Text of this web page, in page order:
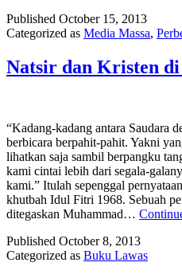
Published October 15, 2013
Categorized as Media Massa,
Natsir dan Kristen di
“Kadang-kadang antara Saudara
berbicara berpahit-pahit. Yakni
lihatkan saja sambil berpangku
kami cintai lebih dari segala-
kami.” Itulah sepenggal
khutbah Idul Fitri 1968. Sebuah
ditegaskan Muhammad…
Published October 8, 2013
Categorized as Buku Lawas